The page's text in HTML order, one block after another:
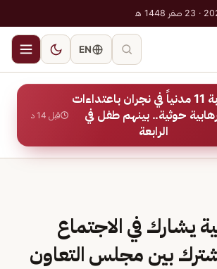
EN
إصابة 11 مدنياً في نجران باعتداءات
حوثية.. بينهم طفل في
الرابعة
قبل 14 د
يشارك في الاجتماع
بين مجلس التعاون